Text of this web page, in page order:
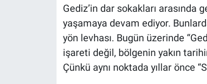
Gediz’in dar sokakları
yaşamaya devam ediyor.
yön levhası. Bugün üzerinde
işareti değil, bölgenin yakın
Çünkü aynı noktada yıllar önce